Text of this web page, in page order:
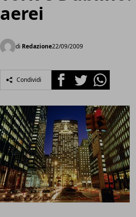
aerei
di Redazione22/09/2009
Condividi FacebookTwitterWhatsapp